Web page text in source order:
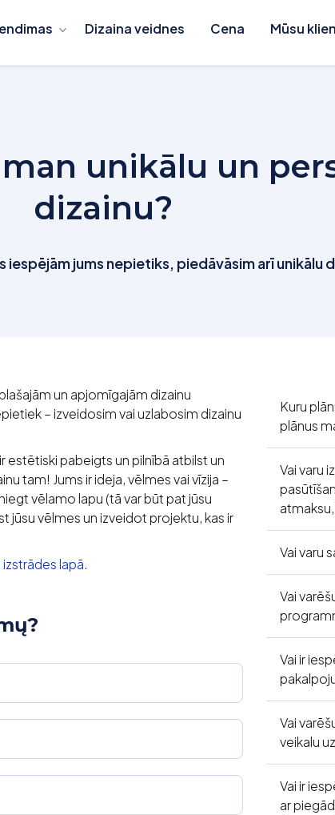
Dizaina veidnes Cena Mūsu
unikālu un
dizainu?
iespējām jums nepietiks, piedāvāsim arī unikālu
un apjomīgajām dizainu
– izveidosim vai uzlabosim dizainu
estētiski pabeigts un pilnībā atbilst un
tam! Jums ir ideja, vēlmes vai vīzija –
vēlamo lapu (tā var būt pat jūsu
jūsu vēlmes un izveidot projektu, kas ir
izstrādes lapā.
Kuru
plānus
Vai varu
Vai varu
Vai
Vai ir
Vai
veikalu
Vai ir
ar